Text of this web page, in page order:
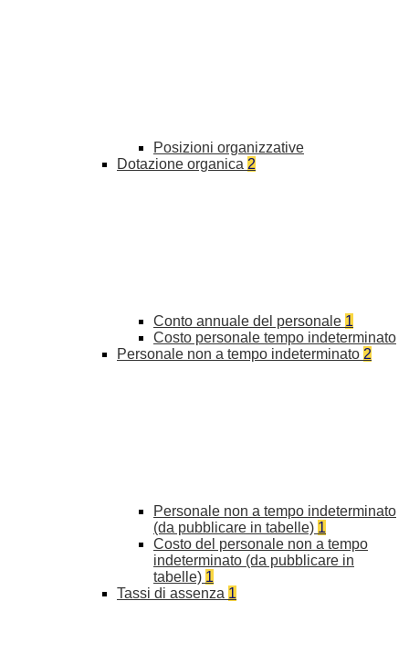
Posizioni organizzative
Dotazione organica 2
Conto annuale del personale 1
Costo personale tempo indeterminato
Personale non a tempo indeterminato 2
Personale non a tempo indeterminato
(da pubblicare in tabelle) 1
Costo del personale non a tempo
indeterminato (da pubblicare in
tabelle) 1
Tassi di assenza 1